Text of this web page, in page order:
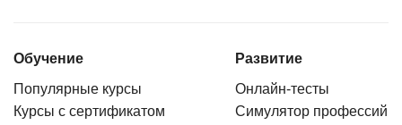
Обучение
Популярные курсы
Курсы с сертификатом
Развитие
Онлайн-тесты
Симулятор профессий